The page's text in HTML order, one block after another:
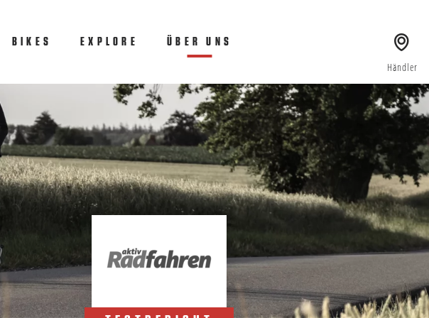
BIKES EXPLORE ÜBER UNS
Händler